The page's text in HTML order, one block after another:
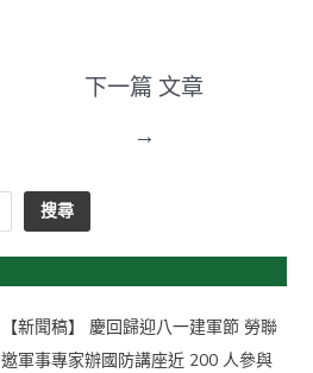
下一篇 文章
→
搜尋
【新聞稿】 慶回歸迎八一建軍節 勞聯
邀軍事專家辦國防講座近 200 人參與